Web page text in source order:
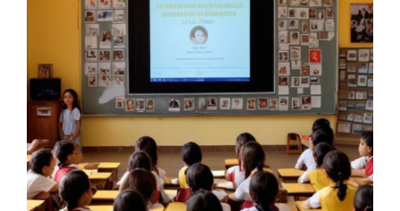
comunidad escolar al elegir un colegio donde las
actividades de servicio comunitario son parte del
currículo. Su hija ha aprendido la importancia de la
empatía y el compromiso social, aspectos que
considera fundamentales en su formación personal.
“La educación es el pasaporte hacia el futuro,
porque mañana pertenece a quienes se preparan
para él hoy.” – Malcolm X